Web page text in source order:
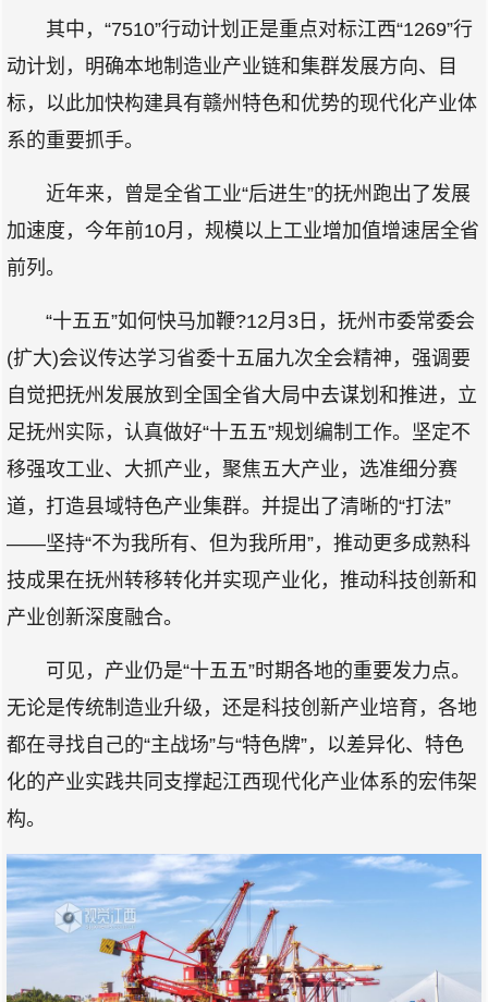
其中，“7510”行动计划正是重点对标江西“1269”行
动计划，明确本地制造业产业链和集群发展方向、目
标，以此加快构建具有赣州特色和优势的现代化产业体
系的重要抓手。
近年来，曾是全省工业“后进生”的抚州跑出了发展
加速度，今年前10月，规模以上工业增加值增速居全省
前列。
“十五五”如何快马加鞭?12月3日，抚州市委常委会
(扩大)会议传达学习省委十五届九次全会精神，强调要
自觉把抚州发展放到全国全省大局中去谋划和推进，立
足抚州实际，认真做好“十五五”规划编制工作。坚定不
移强攻工业、大抓产业，聚焦五大产业，选准细分赛
道，打造县域特色产业集群。并提出了清晰的“打法”
——坚持“不为我所有、但为我所用”，推动更多成熟科
技成果在抚州转移转化并实现产业化，推动科技创新和
产业创新深度融合。
可见，产业仍是“十五五”时期各地的重要发力点。
无论是传统制造业升级，还是科技创新产业培育，各地
都在寻找自己的“主战场”与“特色牌”，以差异化、特色
化的产业实践共同支撑起江西现代化产业体系的宏伟架
构。